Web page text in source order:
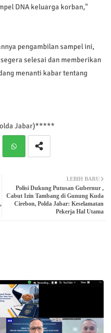
DNA keluarga korban,"
pengambilan sampel ini,
selesai dan memberikan
menanti kabar tentang
Jabar)*****
atsa
LEBIH BARU
Polisi Dukung Putusan Gubernur ,
Cabut Izin Tambang di Gunung Kuda
Cirebon, Polda Jabar: Keselamatan
Pekerja Hal Utama